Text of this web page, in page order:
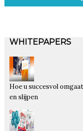
WHITEPAPERS
Hoe u succesvol
en slijpen